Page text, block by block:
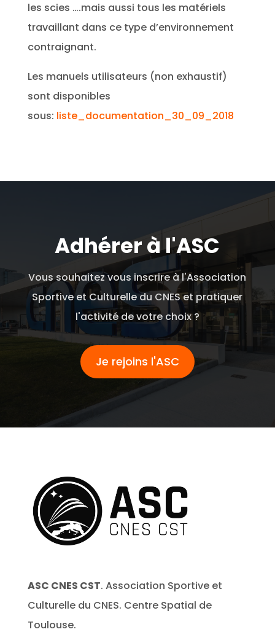
les scies ….mais aussi tous les matériels
travaillant dans ce type d’environnement
contraignant.
Les manuels utilisateurs (non exhaustif)
sont disponibles
sous: liste_documentation_30_09_2018
Adhérer à l'ASC
Vous souhaitez vous inscrire à l'Association
Sportive et Culturelle du CNES et pratiquer
l'activité de votre choix ?
Je rejoins l'ASC
ASC CNES CST. Association Sportive et
Culturelle du CNES. Centre Spatial de
Toulouse.